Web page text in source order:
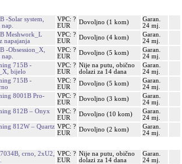
-Solar system,
VPC: ?
EUR
Dovoljno (1 kom)
Garan.
24 mj.
Meshwork_L
napajanja
VPC: ?
EUR
Dovoljno (4 kom)
Garan.
24 mj.
-Obsession_X,
VPC: ?
EUR
Dovoljno (5 kom)
Garan.
24 mj.
715B -
bijelo
VPC: ?
EUR
Nije na putu, obično
dolazi za 14 dana
Garan.
24 mj.
715B -
VPC: ?
EUR
Dovoljno (5 kom)
Garan.
24 mj.
8001B Pro-
VPC: ?
EUR
Dovoljno (3 kom)
Garan.
24 mj.
812B – Onyx
VPC: ?
EUR
Dovoljno (10 kom)
Garan.
24 mj.
812W – Quartz VPC: ?
EUR
Dovoljno (2 kom)
Garan.
24 mj.
crno, 2xU2,
VPC: ?
EUR
Nije na putu, obično
dolazi za 14 dana
Garan.
24 mj.